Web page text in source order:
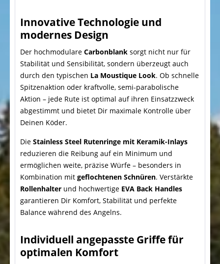
Innovative Technologie und
modernes Design
Der hochmodulare Carbonblank sorgt nicht nur für
Stabilität und Sensibilität, sondern überzeugt auch
durch den typischen La Moustique Look. Ob schnelle
Spitzenaktion oder kraftvolle, semi-parabolische
Aktion – jede Rute ist optimal auf ihren Einsatzzweck
abgestimmt und bietet Dir maximale Kontrolle über
Deinen Köder.
Die Stainless Steel Rutenringe mit Keramik-Inlays
reduzieren die Reibung auf ein Minimum und
ermöglichen weite, präzise Würfe – besonders in
Kombination mit geflochtenen Schnüren. Verstärkte
Rollenhalter und hochwertige EVA Back Handles
garantieren Dir Komfort, Stabilität und perfekte
Balance während des Angelns.
Individuell angepasste Griffe für
optimalen Komfort